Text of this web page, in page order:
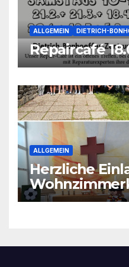
ALLGEMEIN DIETRICH-
Repaircafé
ALLGEMEIN
Herzliche
unseren